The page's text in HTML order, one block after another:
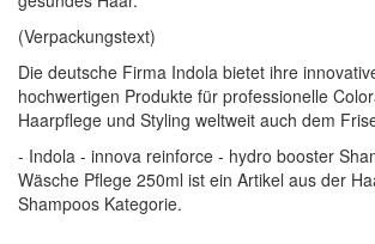
(Verpackungstext)
Die deutsche Firma Indola bietet ihre
hochwertigen Produkte für professionelle
Haarpflege und Styling weltweit auch dem
- Indola - innova reinforce - hydro booster
Wäsche Pflege 250ml ist ein Artikel aus der
Shampoos Kategorie.